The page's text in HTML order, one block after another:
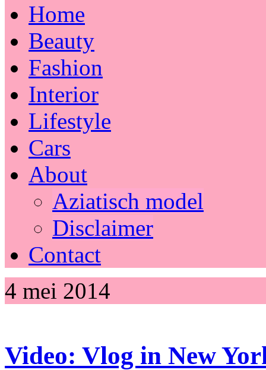
Home
Beauty
Fashion
Interior
Lifestyle
Cars
About
Aziatisch model
Disclaimer
Contact
4 mei 2014
Video: Vlog in New